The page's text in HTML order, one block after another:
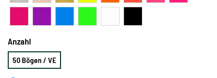
Anzahl
50 Bögen / VE